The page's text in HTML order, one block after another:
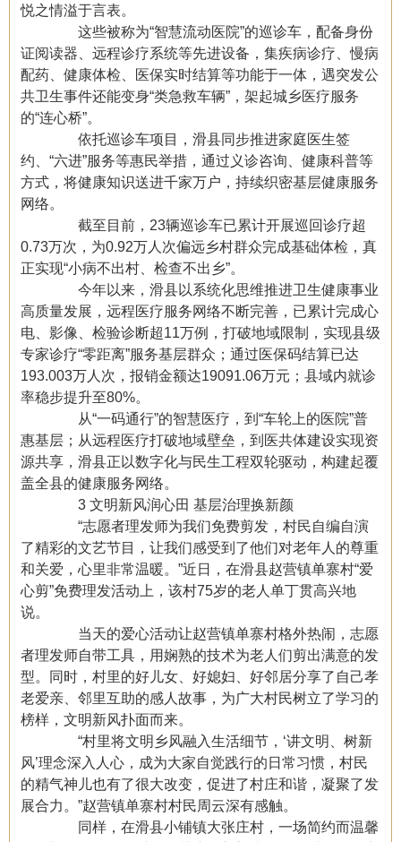
悦之情溢于言表。
这些被称为“智慧流动医院”的巡诊车，配备身份
证阅读器、远程诊疗系统等先进设备，集疾病诊疗、慢病
配药、健康体检、医保实时结算等功能于一体，遇突发公
共卫生事件还能变身“类急救车辆”，架起城乡医疗服务
的“连心桥”。
依托巡诊车项目，滑县同步推进家庭医生签
约、“六进”服务等惠民举措，通过义诊咨询、健康科普等
方式，将健康知识送进千家万户，持续织密基层健康服务
网络。
截至目前，23辆巡诊车已累计开展巡回诊疗超
0.73万次，为0.92万人次偏远乡村群众完成基础体检，真
正实现“小病不出村、检查不出乡”。
今年以来，滑县以系统化思维推进卫生健康事业
高质量发展，远程医疗服务网络不断完善，已累计完成心
电、影像、检验诊断超11万例，打破地域限制，实现县级
专家诊疗“零距离”服务基层群众；通过医保码结算已达
193.003万人次，报销金额达19091.06万元；县域内就诊
率稳步提升至80%。
从“一码通行”的智慧医疗，到“车轮上的医院”普
惠基层；从远程医疗打破地域壁垒，到医共体建设实现资
源共享，滑县正以数字化与民生工程双轮驱动，构建起覆
盖全县的健康服务网络。
3 文明新风润心田 基层治理换新颜
“志愿者理发师为我们免费剪发，村民自编自演
了精彩的文艺节目，让我们感受到了他们对老年人的尊重
和关爱，心里非常温暖。”近日，在滑县赵营镇单寨村“爱
心剪”免费理发活动上，该村75岁的老人单丁贯高兴地
说。
当天的爱心活动让赵营镇单寨村格外热闹，志愿
者理发师自带工具，用娴熟的技术为老人们剪出满意的发
型。同时，村里的好儿女、好媳妇、好邻居分享了自己孝
老爱亲、邻里互助的感人故事，为广大村民树立了学习的
榜样，文明新风扑面而来。
“村里将文明乡风融入生活细节，‘讲文明、树新
风’理念深入人心，成为大家自觉践行的日常习惯，村民
的精气神儿也有了很大改变，促进了村庄和谐，凝聚了发
展合力。”赵营镇单寨村村民周云深有感触。
同样，在滑县小铺镇大张庄村，一场简约而温馨